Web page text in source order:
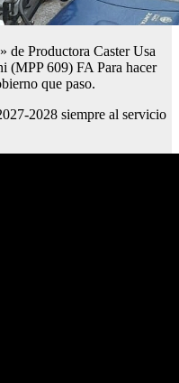
de Productora Caster Usa
(MPP 609) FA Para hacer
que paso.
2028 siempre al servicio